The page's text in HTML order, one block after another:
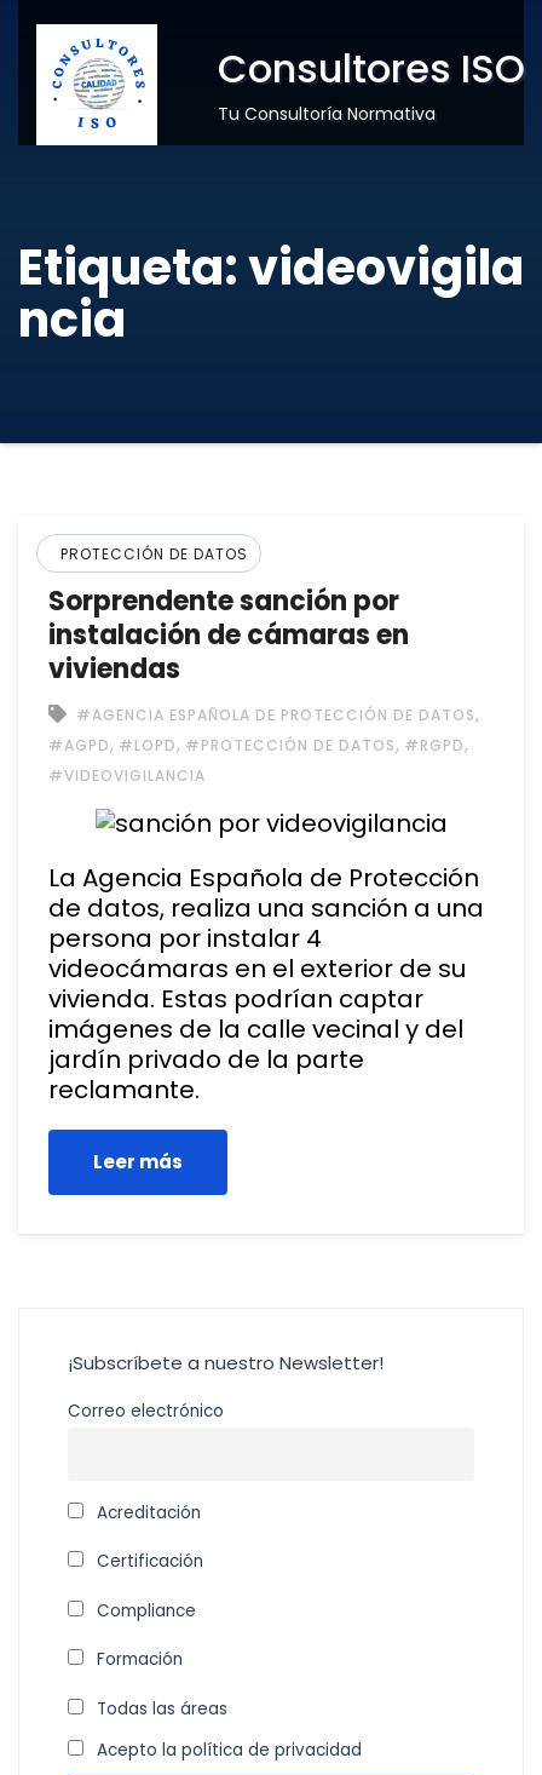
Consultores ISO
Tu Consultoría Normativa
Etiqueta:videovigila
ncia
PROTECCIÓN DE DATOS
Sorprendente sanción por
instalación de cámaras en
viviendas
#AGENCIA ESPAÑOLA DE PROTECCIÓN DE DATOS,
#AGPD, #LOPD, #PROTECCIÓN DE DATOS, #RGPD,
#VIDEOVIGILANCIA
La Agencia Española de Protección
de datos, realiza una sanción a una
persona por instalar 4
videocámaras en el exterior de su
vivienda. Estas podrían captar
imágenes de la calle vecinal y del
jardín privado de la parte
reclamante.
Leer más
¡Subscríbete a nuestro Newsletter!
Correo electrónico
Acreditación
Certificación
Compliance
Formación
Todas las áreas
Acepto la política de privacidad